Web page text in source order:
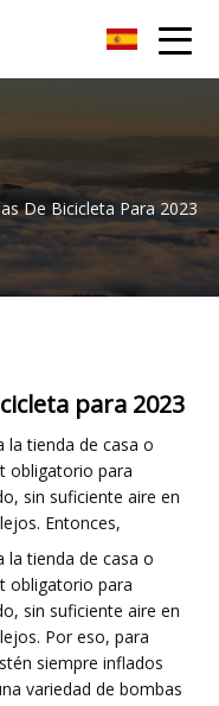
De Bicicleta Para 2023
para 2023
la tienda de casa o
obligatorio para
sin suficiente aire en
Entonces,
la tienda de casa o
obligatorio para
sin suficiente aire en
Por eso, para
siempre inflados
variedad de bombas